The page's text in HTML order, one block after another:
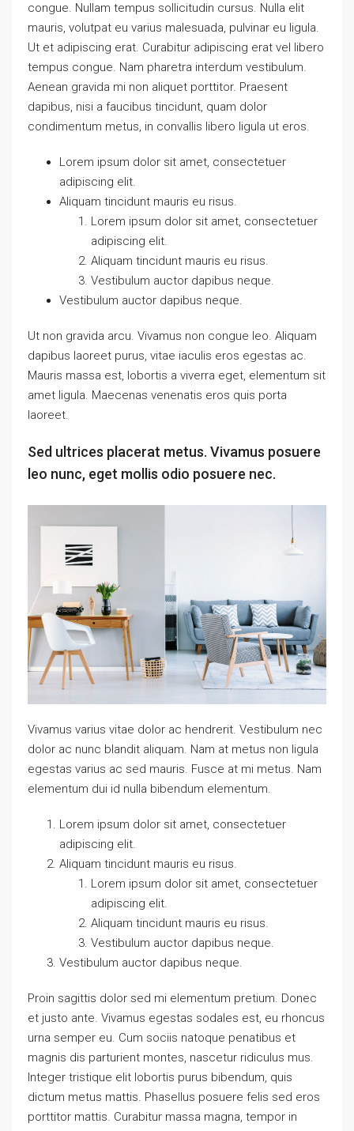
congue. Nullam tempus sollicitudin cursus. Nulla elit
mauris, volutpat eu varius malesuada, pulvinar eu ligula.
Ut et adipiscing erat. Curabitur adipiscing erat vel libero
tempus congue. Nam pharetra interdum vestibulum.
Aenean gravida mi non aliquet porttitor. Praesent
dapibus, nisi a faucibus tincidunt, quam dolor
condimentum metus, in convallis libero ligula ut eros.
Lorem ipsum dolor sit amet, consectetuer
adipiscing elit.
Aliquam tincidunt mauris eu risus.
Lorem ipsum dolor sit amet, consectetuer
adipiscing elit.
Aliquam tincidunt mauris eu risus.
Vestibulum auctor dapibus neque.
Vestibulum auctor dapibus neque.
Ut non gravida arcu. Vivamus non congue leo. Aliquam
dapibus laoreet purus, vitae iaculis eros egestas ac.
Mauris massa est, lobortis a viverra eget, elementum sit
amet ligula. Maecenas venenatis eros quis porta
laoreet.
Sed ultrices placerat metus. Vivamus posuere
leo nunc, eget mollis odio posuere nec.
Vivamus varius vitae dolor ac hendrerit. Vestibulum nec
dolor ac nunc blandit aliquam. Nam at metus non ligula
egestas varius ac sed mauris. Fusce at mi metus. Nam
elementum dui id nulla bibendum elementum.
Lorem ipsum dolor sit amet, consectetuer
adipiscing elit.
Aliquam tincidunt mauris eu risus.
Lorem ipsum dolor sit amet, consectetuer
adipiscing elit.
Aliquam tincidunt mauris eu risus.
Vestibulum auctor dapibus neque.
Vestibulum auctor dapibus neque.
Proin sagittis dolor sed mi elementum pretium. Donec
et justo ante. Vivamus egestas sodales est, eu rhoncus
urna semper eu. Cum sociis natoque penatibus et
magnis dis parturient montes, nascetur ridiculus mus.
Integer tristique elit lobortis purus bibendum, quis
dictum metus mattis. Phasellus posuere felis sed eros
porttitor mattis. Curabitur massa magna, tempor in